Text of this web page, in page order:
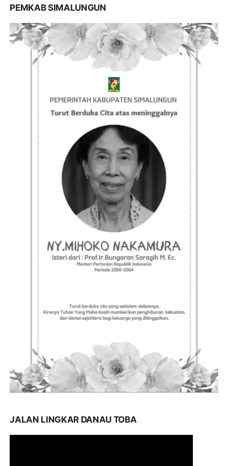
PEMKAB SIMALUNGUN
JALAN LINGKAR DANAU TOBA